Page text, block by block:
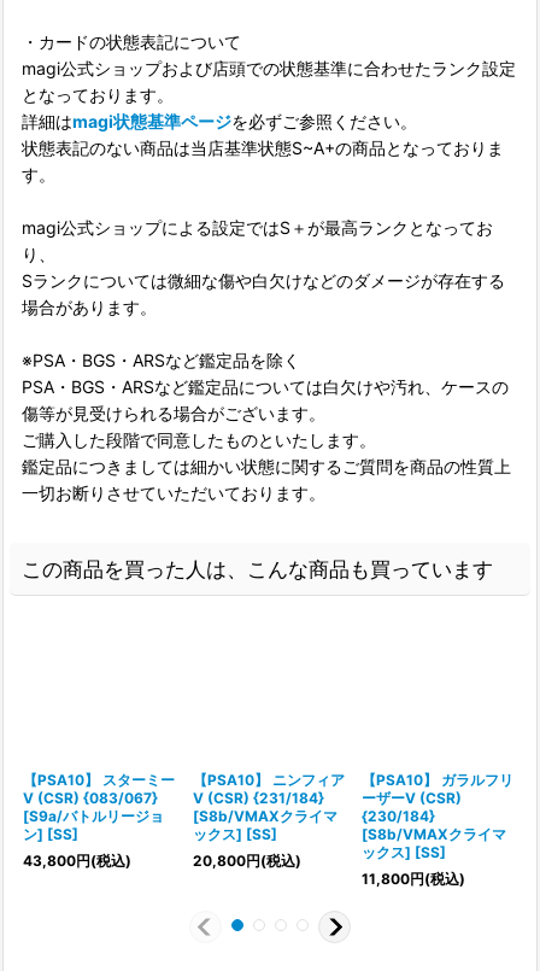
・カードの状態表記について
magi公式ショップおよび店頭での状態基準に合わせたランク設定
となっております。
詳細はmagi状態基準ページを必ずご参照ください。
状態表記のない商品は当店基準状態S~A+の商品となっておりま
す。
magi公式ショップによる設定ではS＋が最高ランクとなってお
り、
Sランクについては微細な傷や白欠けなどのダメージが存在する
場合があります。
※PSA・BGS・ARSなど鑑定品を除く
PSA・BGS・ARSなど鑑定品については白欠けや汚れ、ケースの
傷等が見受けられる場合がございます。
ご購入した段階で同意したものといたします。
鑑定品につきましては細かい状態に関するご質問を商品の性質上
一切お断りさせていただいております。
この商品を買った人は、こんな商品も買っています
【PSA10】 スターミー
V (CSR) {083/067}
[S9a/バトルリージョ
ン] [SS]
43,800円(税込)
【PSA10】 ニンフィア
V (CSR) {231/184}
[S8b/VMAXクライマ
ックス] [SS]
20,800円(税込)
【PSA10】 ガラルフリ
ーザーV (CSR)
{230/184}
[S8b/VMAXクライマ
ックス] [SS]
11,800円(税込)